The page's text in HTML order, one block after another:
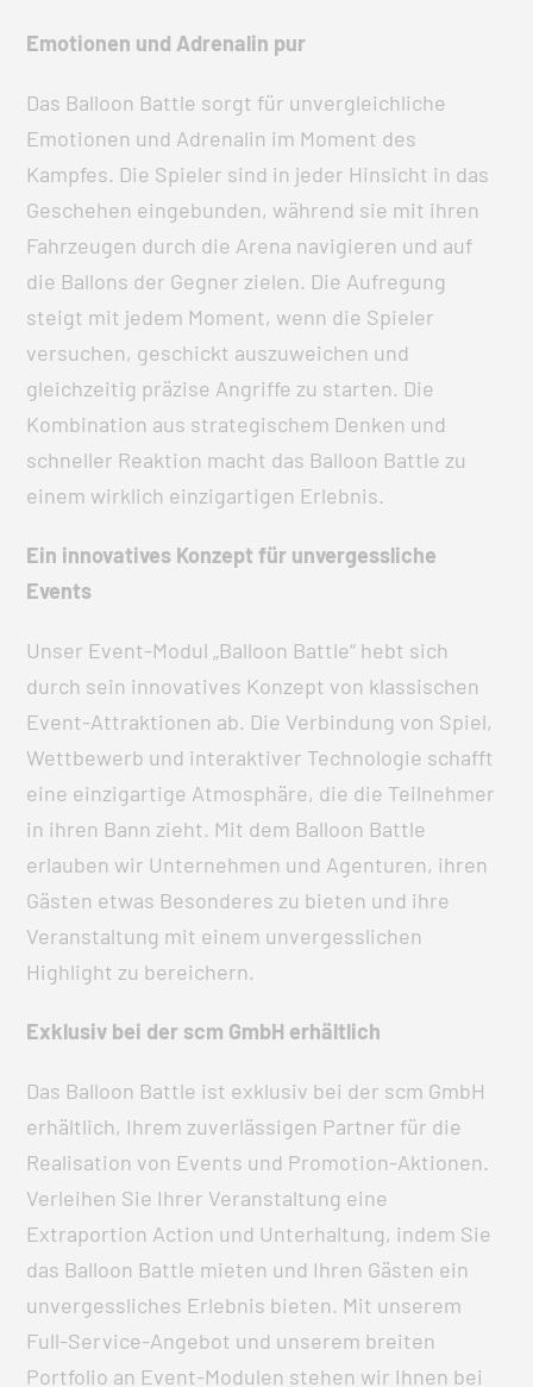
Emotionen und Adrenalin pur
Das Balloon Battle sorgt für unvergleichliche
Emotionen und Adrenalin im Moment des
Kampfes. Die Spieler sind in jeder Hinsicht in das
Geschehen eingebunden, während sie mit ihren
Fahrzeugen durch die Arena navigieren und auf
die Ballons der Gegner zielen. Die Aufregung
steigt mit jedem Moment, wenn die Spieler
versuchen, geschickt auszuweichen und
gleichzeitig präzise Angriffe zu starten. Die
Kombination aus strategischem Denken und
schneller Reaktion macht das Balloon Battle zu
einem wirklich einzigartigen Erlebnis.
Ein innovatives Konzept für unvergessliche
Events
Unser Event-Modul „Balloon Battle“ hebt sich
durch sein innovatives Konzept von klassischen
Event-Attraktionen ab. Die Verbindung von Spiel,
Wettbewerb und interaktiver Technologie schafft
eine einzigartige Atmosphäre, die die Teilnehmer
in ihren Bann zieht. Mit dem Balloon Battle
erlauben wir Unternehmen und Agenturen, ihren
Gästen etwas Besonderes zu bieten und ihre
Veranstaltung mit einem unvergesslichen
Highlight zu bereichern.
Exklusiv bei der scm GmbH erhältlich
Das Balloon Battle ist exklusiv bei der scm GmbH
erhältlich, Ihrem zuverlässigen Partner für die
Realisation von Events und Promotion-Aktionen.
Verleihen Sie Ihrer Veranstaltung eine
Extraportion Action und Unterhaltung, indem Sie
das Balloon Battle mieten und Ihren Gästen ein
unvergessliches Erlebnis bieten. Mit unserem
Full-Service-Angebot und unserem breiten
Portfolio an Event-Modulen stehen wir Ihnen bei